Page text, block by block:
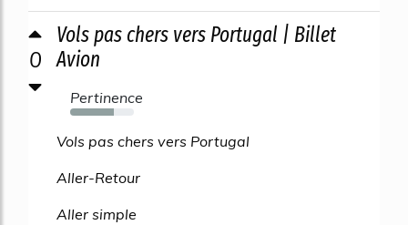
0
Vols pas chers vers Portugal | Billet
Avion
Pertinence
68%
Vols pas chers vers Portugal
Aller-Retour
Aller simple